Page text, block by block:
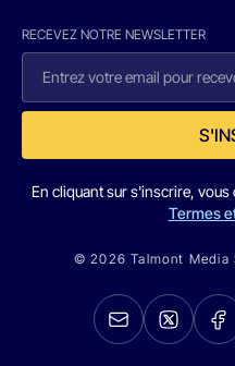
RECEVEZ NOTRE NEWSLETTER
En cliquant sur s'inscrire,
Termes
© 2026 Talmont Media